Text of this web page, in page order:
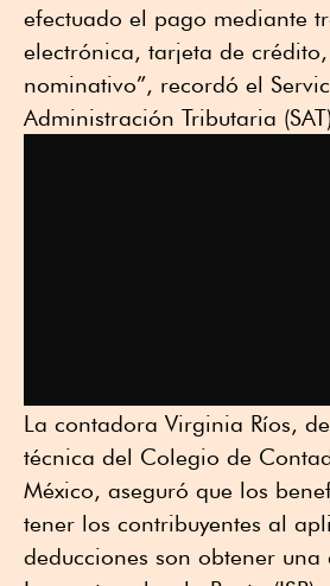
efectuado el pago mediante
electrónica, tarjeta de
nominativo”, recordó el
Administración Tributaria
La contadora Virginia Ríos,
técnica del Colegio de
México, aseguró que los
tener los contribuyentes al
deducciones son obtener una